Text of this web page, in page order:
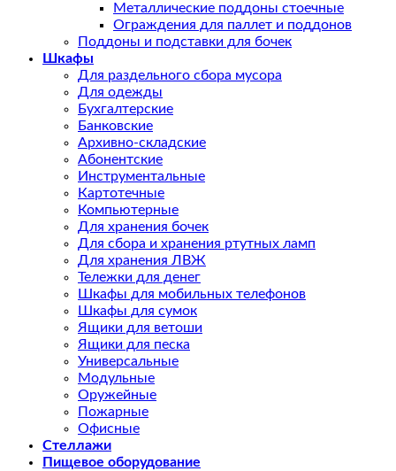
Металлические поддоны стоечные
Ограждения для паллет и поддонов
Поддоны и подставки для бочек
Шкафы
Для раздельного сбора мусора
Для одежды
Бухгалтерские
Банковские
Архивно-складские
Абонентские
Инструментальные
Картотечные
Компьютерные
Для хранения бочек
Для сбора и хранения ртутных ламп
Для хранения ЛВЖ
Тележки для денег
Шкафы для мобильных телефонов
Шкафы для сумок
Ящики для ветоши
Ящики для песка
Универсальные
Модульные
Оружейные
Пожарные
Офисные
Стеллажи
Пищевое оборудование